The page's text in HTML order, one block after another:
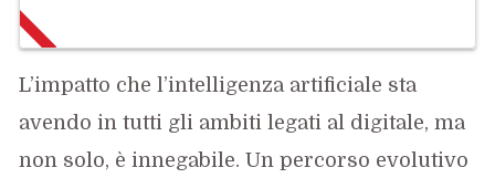
L’impatto che l’intelligenza artificiale sta
avendo in tutti gli ambiti legati al digitale, ma
non solo, è innegabile. Un percorso evolutivo